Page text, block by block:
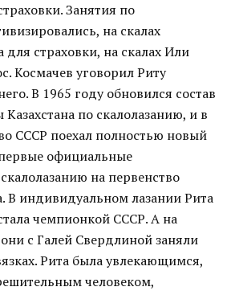
Занятия по
на скалах
для страховки, на скалах Или
Космачев уговорил Риту
В 1965 году обновился состав
по скалолазанию, и в
СССР поехал полностью новый
официальные
на первенство
В индивидуальном лазании Рита
чемпионкой СССР. А на
с Галей Свердлиной заняли
Рита была увлекающимся,
человеком,